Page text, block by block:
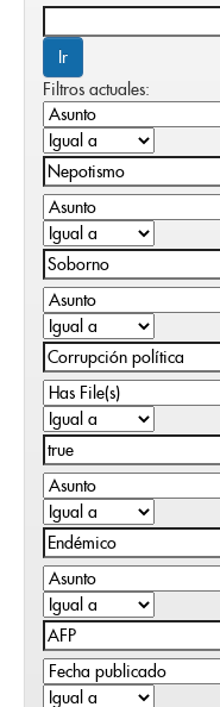
Filtros actuales: